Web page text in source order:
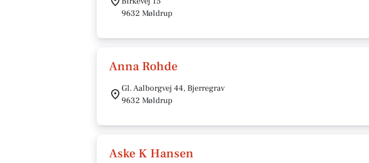
9632 Møldrup
Anna Rohde
Gl. Aalborgvej 44, Bjerregrav
9632 Møldrup
Aske K Hansen